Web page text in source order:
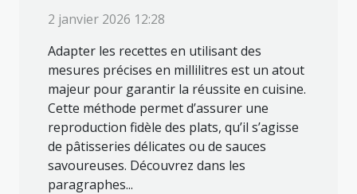
2 janvier 2026 12:28
Adapter les recettes en utilisant des
mesures précises en millilitres est un atout
majeur pour garantir la réussite en cuisine.
Cette méthode permet d’assurer une
reproduction fidèle des plats, qu’il s’agisse
de pâtisseries délicates ou de sauces
savoureuses. Découvrez dans les
paragraphes...